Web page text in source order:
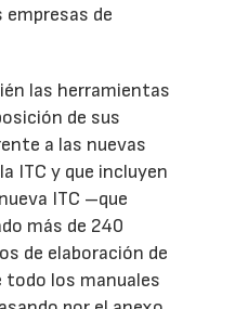
de
las herramientas
de sus
a las nuevas
ITC y que incluyen
ITC –que
más de 240
de elaboración de
los manuales